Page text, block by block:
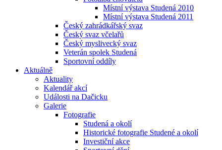
Místní výstava Studená 2010
Místní výstava Studená 2011
Český zahrádkářský svaz
Český svaz včelařů
Český myslivecký svaz
Veterán spolek Studená
Sportovní oddíly
Aktuálně
Aktuality
Kalendář akcí
Události na Dačicku
Galerie
Fotografie
Studená a okolí
Historické fotografie Studené a okolí
Investiční akce